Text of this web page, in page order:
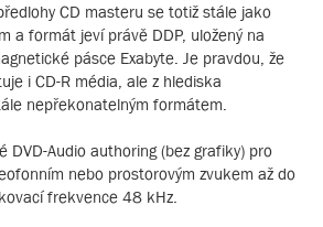
CD masteru se totiž stále jako
a formát jeví právě DDP, uložený na
pásce Exabyte. Je pravdou, že
i CD-R média, ale z hlediska
nepřekonatelným formátem.
DVD-Audio authoring (bez grafiky) pro
nebo prostorovým zvukem až do
frekvence 48 kHz.